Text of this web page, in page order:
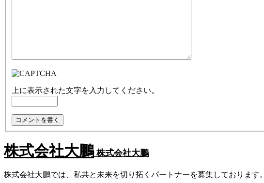
上に表示された文字を入力してください。
株式会社大鵬 株式会社大鵬
株式会社大鵬では、私共と未来を切り拓くパートナーを募集しております。